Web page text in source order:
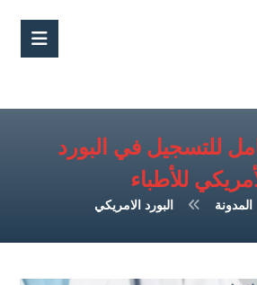
للتسجيل في البورد
للأطباء
المدونة البورد الامريكي